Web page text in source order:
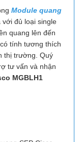
Module quang
đủ loại single
quang lên đến
tính tương thích
thị trường. Quý
tư vấn và nhận
MGBLH1